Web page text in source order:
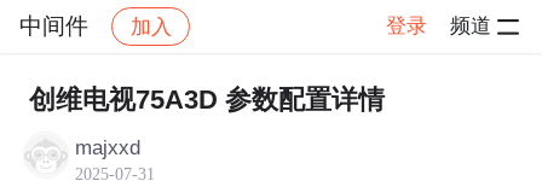
中间件 加入 登录 频道
社区 中间件 帖子详情
创维电视75A3D 参数配置详情
majxxd
2025-07-31